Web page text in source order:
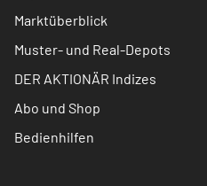
Marktüberblick
Muster- und Real-Depots
DER AKTIONÄR Indizes
Abo und Shop
Bedienhilfen